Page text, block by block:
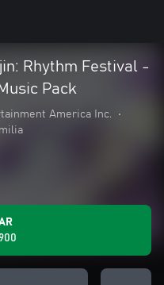
Rhythm Festival -
Pack
America Inc.
•